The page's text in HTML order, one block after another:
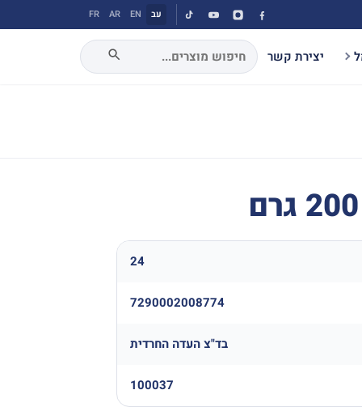
עב EN
AR
FR
יצירת קשר
24
7290002008774
בד"צ העדה החרדית
100037